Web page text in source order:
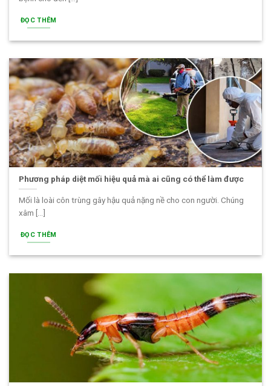
ĐỌC THÊM
Phương pháp diệt mối hiệu quả mà ai cũng có thể làm được
Mối là loài côn trùng gây hậu quả nặng nề cho con người. Chúng
xâm [...]
ĐỌC THÊM